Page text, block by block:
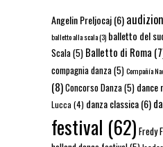
Angelin Preljocaj(6)
balletto alla scala(3) balletto del
Scala(5) Balletto di Roma
compagnia danza(5)Compañía
(8)Concorso Danza(5) dance
Lucca (4) danza classica(6)
festival (62) Fredy